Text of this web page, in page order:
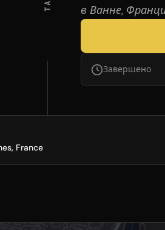
в Ванне,
Завершено
France